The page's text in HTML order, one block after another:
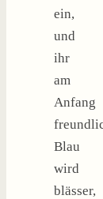
ein,
und
ihr
am
Anfang
Blau
wird
blässer,